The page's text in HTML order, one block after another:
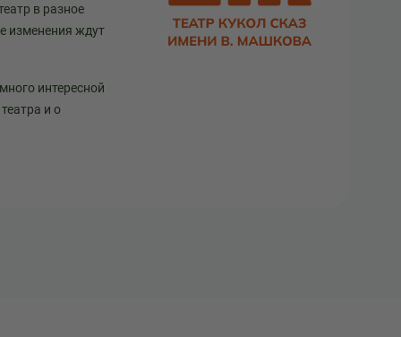
в разное
изменения ждут
интересной
и о